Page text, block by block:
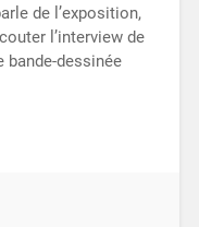
de l’exposition,
l’interview de
bande-dessinée